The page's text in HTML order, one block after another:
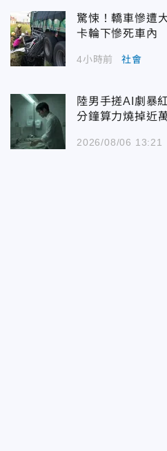
驚悚！轎車慘遭
卡輪下慘死車內
4小時前 社會
陸男手搓AI劇暴
分鐘算力燒掉近
2026/08/06 13:21